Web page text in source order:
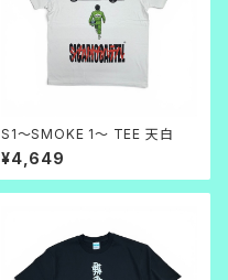
S1～SMOKE 1～ TEE 天白
¥4,649